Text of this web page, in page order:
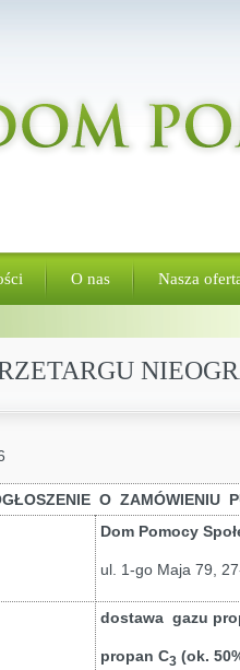
O nas Nasza
O ZAMÓWIENIU
Dom Pomocy
ul. 1-go Maja 79,
dostawa gazu
propan C3 (ok.